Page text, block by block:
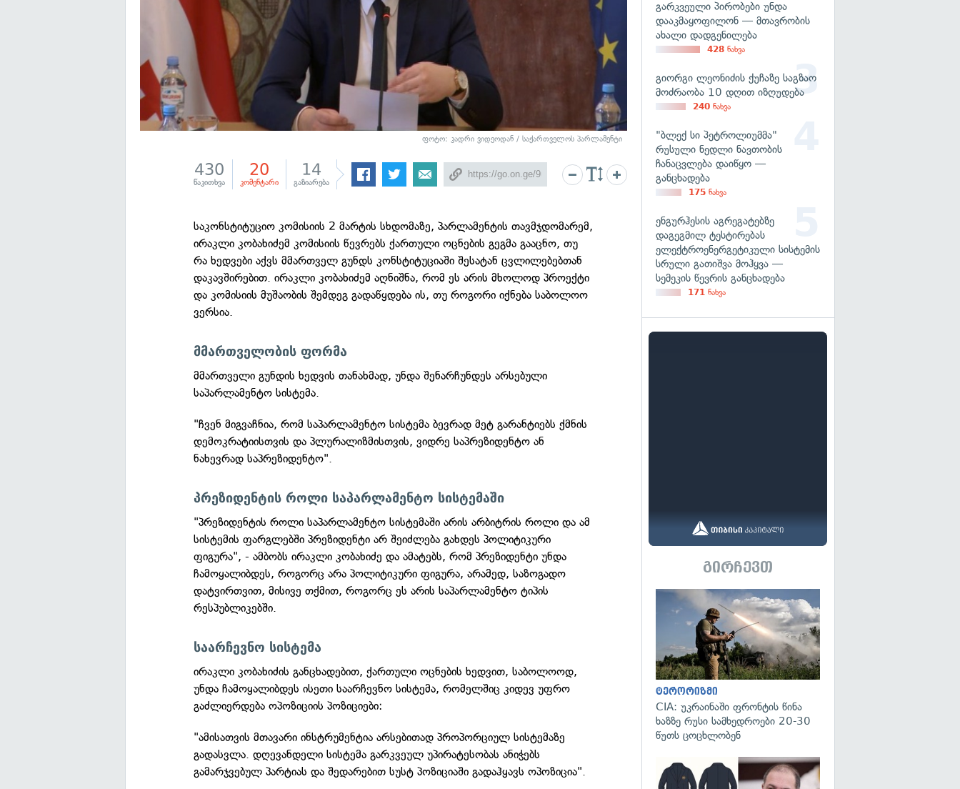
ფოტო: კადრი ვიდეოდან / საქართველოს პარლამენტი
430
წაკითხვა
20
კომენტარი
14
გაზიარება
საკონსტიტუციო კომისიის 2 მარტის სხდომაზე, პარლამენტის თავმჯდომარემ,
ირაკლი კობახიძემ კომისიის წევრებს ქართული ოცნების გეგმა გააცნო, თუ
რა ხედვები აქვს მმართველ გუნდს კონსტიტუციაში შესატან ცვლილებებთან
დაკავშირებით. ირაკლი კობახიძემ აღნიშნა, რომ ეს არის მხოლოდ პროექტი
და კომისიის მუშაობის შემდეგ გადაწყდება ის, თუ როგორი იქნება საბოლოო
ვერსია.
მმართველობის ფორმა
მმართველი გუნდის ხედვის თანახმად, უნდა შენარჩუნდეს არსებული
საპარლამენტო სისტემა.
"ჩვენ მიგვაჩნია, რომ საპარლამენტო სისტემა ბევრად მეტ გარანტიებს ქმნის
დემოკრატიისთვის და პლურალიზმისთვის, ვიდრე საპრეზიდენტო ან
ნახევრად საპრეზიდენტო".
პრეზიდენტის როლი საპარლამენტო სისტემაში
"პრეზიდენტის როლი საპარლამენტო სისტემაში არის არბიტრის როლი და ამ
სისტემის ფარგლებში პრეზიდენტი არ შეიძლება გახდეს პოლიტიკური
ფიგურა", - ამბობს ირაკლი კობახიძე და ამატებს, რომ პრეზიდენტი უნდა
ჩამოყალიბდეს, როგორც არა პოლიტიკური ფიგურა, არამედ, საზოგადო
დატვირთვით, მისივე თქმით, როგორც ეს არის საპარლამენტო ტიპის
რესპუბლიკებში.
საარჩევნო სისტემა
ირაკლი კობახიძის განცხადებით, ქართული ოცნების ხედვით, საბოლოოდ,
უნდა ჩამოყალიბდეს ისეთი საარჩევნო სისტემა, რომელშიც კიდევ უფრო
გაძლიერდება ოპოზიციის პოზიციები:
"ამისათვის მთავარი ინსტრუმენტია არსებითად პროპორციულ სისტემაზე
გადასვლა. დღევანდელი სისტემა გარკვეულ უპირატესობას ანიჭებს
გამარჯვებულ პარტიას და შედარებით სუსტ პოზიციაში გადაჰყავს ოპოზიცია".
გარკვეული პირობები უნდა
დააკმაყოფილონ — მთავრობის
ახალი დადგენილება
428 ნახვა
გიორგი ლეონიძის ქუჩაზე საგზაო
მოძრაობა 10 დღით იზღუდება
240 ნახვა
"ბლექ სი პეტროლიუმმა"
რუსული ნედლი ნავთობის
ჩანაცვლება დაიწყო —
განცხადება
175 ნახვა
ენგურჰესის აგრეგატებზე
დაგეგმილ ტესტირებას
ელექტროენერგეტიკული სისტემის
სრული გათიშვა მოჰყვა —
სემეკის წევრის განცხადება
171 ნახვა
გირჩევთ
ტერორიზმი
CIA: უკრაინაში ფრონტის წინა
ხაზზე რუსი სამხედროები 20-30
წუთს ცოცხლობენ